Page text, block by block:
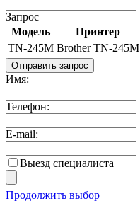
Запрос
Модель
Принтер
TN-245M Brother TN-245M
Отправить запрос
Имя:
Телефон:
E-mail:
Выезд специалиста
Продолжить выбор